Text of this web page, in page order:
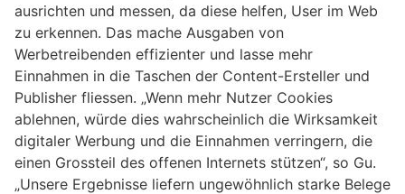
ausrichten und messen, da diese helfen, User im Web
zu erkennen. Das mache Ausgaben von
Werbetreibenden effizienter und lasse mehr
Einnahmen in die Taschen der Content-Ersteller und
Publisher fliessen. „Wenn mehr Nutzer Cookies
ablehnen, würde dies wahrscheinlich die Wirksamkeit
digitaler Werbung und die Einnahmen verringern, die
einen Grossteil des offenen Internets stützen“, so Gu.
„Unsere Ergebnisse liefern ungewöhnlich starke Belege